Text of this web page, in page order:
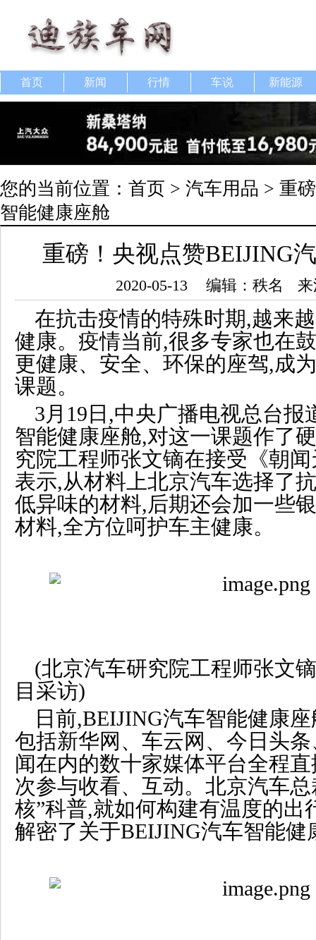
首页 新闻 行情 车说 新能源
您的当前位置： 首页 > 汽车用品 > 重
智能健康座舱
重磅！央视点赞BEIJING
2020-05-13 编辑：秩名
在抗击疫情的特殊时期,越来
健康。疫情当前,很多专家也在
更健康、安全、环保的座驾,成
课题。
3月19日,中央广播电视总台报
智能健康座舱,对这一课题作了
究院工程师张文镝在接受《朝
表示,从材料上北京汽车选择了
低异味的材料,后期还会加一些
材料,全方位呵护车主健康。
(北京汽车研究院工程师张文
目采访)
日前,BEIJING汽车智能健康
包括新华网、车云网、今日头
闻在内的数十家媒体平台全程
次参与收看、互动。北京汽车
核”科普,就如何构建有温度的出
解密了关于BEIJING汽车智能健